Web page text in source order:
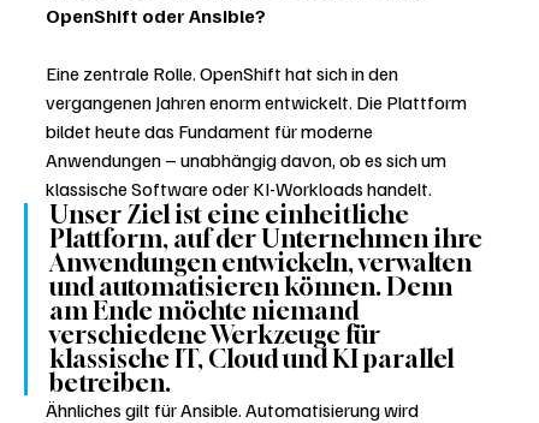
OpenShift oder Ansible?
Eine zentrale Rolle. OpenShift hat sich in den
vergangenen Jahren enorm entwickelt. Die Plattform
bildet heute das Fundament für moderne
Anwendungen – unabhängig davon, ob es sich um
klassische Software oder KI-Workloads handelt.
Unser Ziel ist eine einheitliche
Plattform, auf der Unternehmen ihre
Anwendungen entwickeln, verwalten
und automatisieren können. Denn
am Ende möchte niemand
verschiedene Werkzeuge für
klassische IT, Cloud und KI parallel
betreiben.
Ähnliches gilt für Ansible. Automatisierung wird